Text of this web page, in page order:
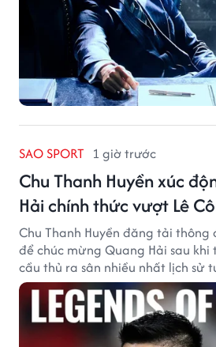
SAO SPORT 1 giờ trước
Chu Thanh Huyền xúc
Hải chính thức vượt Lê
Chu Thanh Huyền đăng tải thông
để chúc mừng Quang Hải sau
cầu thủ ra sân nhiều nhất lịch sử